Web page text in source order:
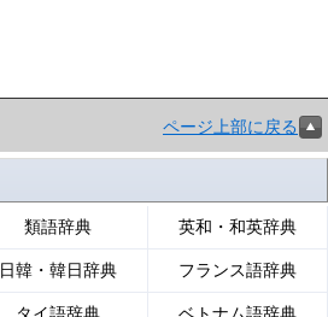
ページ上部に戻る
類語辞典 英和・和英辞典
日韓・韓日辞典 フランス語辞典